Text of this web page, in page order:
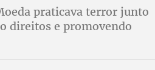
praticava terror junto
direitos e promovendo